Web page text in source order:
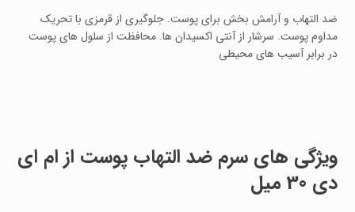
ضد التهاب و آرامش بخش برای پوست. جلوگیری از قرمزی با تحریک
مداوم پوست. سرشار از آنتی اکسیدان ها. محافظت از سلول های پوست
در برابر آسیب های محیطی
ویژگی های سرم ضد التهاب پوست از ام ای
دی 30 میل